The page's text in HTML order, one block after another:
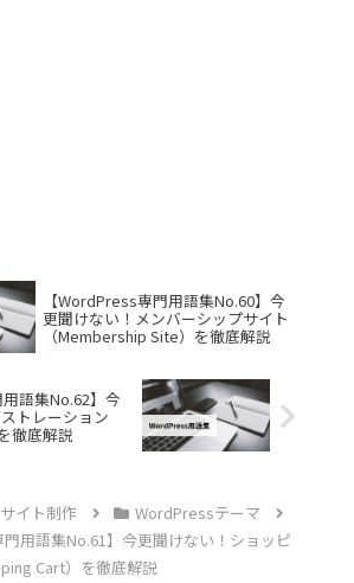
【WordPress専門用語集No.60】今
更聞けない！メンバーシップサイト
（Membership Site）を徹底解説
語集No.62】今
トレーション
徹底解説
サイト制作
WordPressテーマ
門用語集No.61】今更聞けない！ショッピ
Cart）を徹底解説